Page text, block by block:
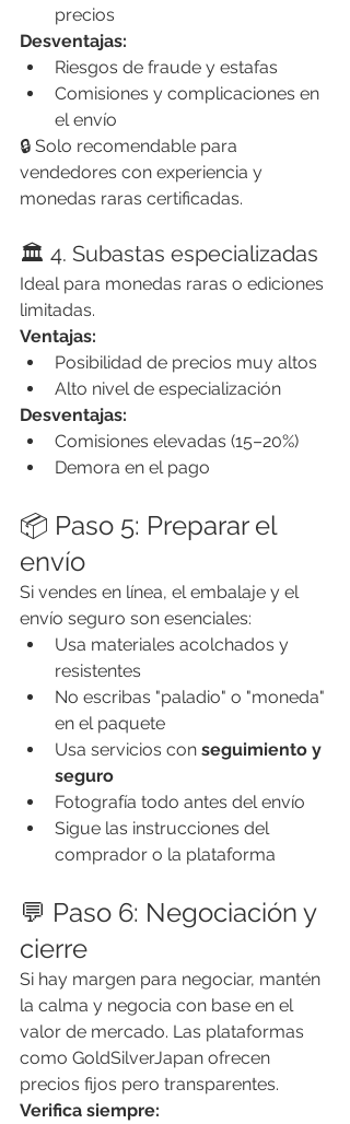
precios
Desventajas:
Riesgos de fraude y estafas
Comisiones y complicaciones en
el envío
🔒 Solo recomendable para
vendedores con experiencia y
monedas raras certificadas.
🏛️ 4. Subastas especializadas
Ideal para monedas raras o ediciones
limitadas.
Ventajas:
Posibilidad de precios muy altos
Alto nivel de especialización
Desventajas:
Comisiones elevadas (15–20%)
Demora en el pago
📦 Paso 5: Preparar el
envío
Si vendes en línea, el embalaje y el
envío seguro son esenciales:
Usa materiales acolchados y
resistentes
No escribas "paladio" o "moneda"
en el paquete
Usa servicios con seguimiento y
seguro
Fotografía todo antes del envío
Sigue las instrucciones del
comprador o la plataforma
💬 Paso 6: Negociación y
cierre
Si hay margen para negociar, mantén
la calma y negocia con base en el
valor de mercado. Las plataformas
como GoldSilverJapan ofrecen
precios fijos pero transparentes.
Verifica siempre: